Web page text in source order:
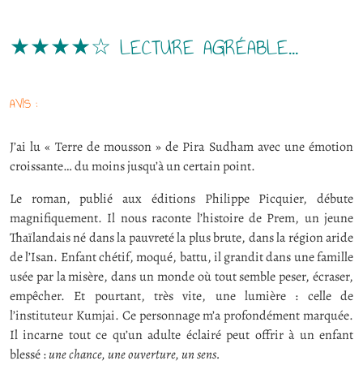
★★★★☆ LECTURE AGRÉABLE…
AVIS :
J’ai lu « Terre de mousson » de Pira Sudham avec une émotion
croissante… du moins jusqu’à un certain point.
Le roman, publié aux éditions Philippe Picquier, débute
magnifiquement. Il nous raconte l’histoire de Prem, un jeune
Thaïlandais né dans la pauvreté la plus brute, dans la région aride
de l’Isan. Enfant chétif, moqué, battu, il grandit dans une famille
usée par la misère, dans un monde où tout semble peser, écraser,
empêcher. Et pourtant, très vite, une lumière : celle de
l’instituteur Kumjai. Ce personnage m’a profondément marquée.
Il incarne tout ce qu’un adulte éclairé peut offrir à un enfant
blessé :une chance, une ouverture, un sens.